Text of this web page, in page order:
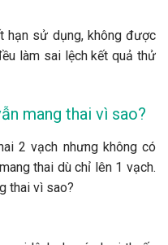
hạn sử dụng, không được
làm sai lệch kết quả thử
mang thai vì sao?
2 vạch nhưng không có
thai dù chỉ lên 1 vạch.
thai vì sao?